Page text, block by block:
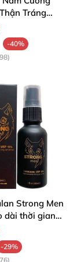
Tráng
Thời Gian
-40%
Strong Men
dài thời gian
-29%